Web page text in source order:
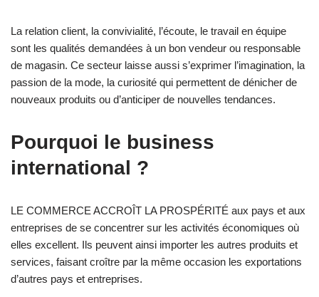
La relation client, la convivialité, l’écoute, le travail en équipe
sont les qualités demandées à un bon vendeur ou responsable
de magasin. Ce secteur laisse aussi s’exprimer l’imagination, la
passion de la mode, la curiosité qui permettent de dénicher de
nouveaux produits ou d’anticiper de nouvelles tendances.
Pourquoi le business
international ?
LE COMMERCE ACCROÎT LA PROSPÉRITÉ aux pays et aux
entreprises de se concentrer sur les activités économiques où
elles excellent. Ils peuvent ainsi importer les autres produits et
services, faisant croître par la même occasion les exportations
d’autres pays et entreprises.